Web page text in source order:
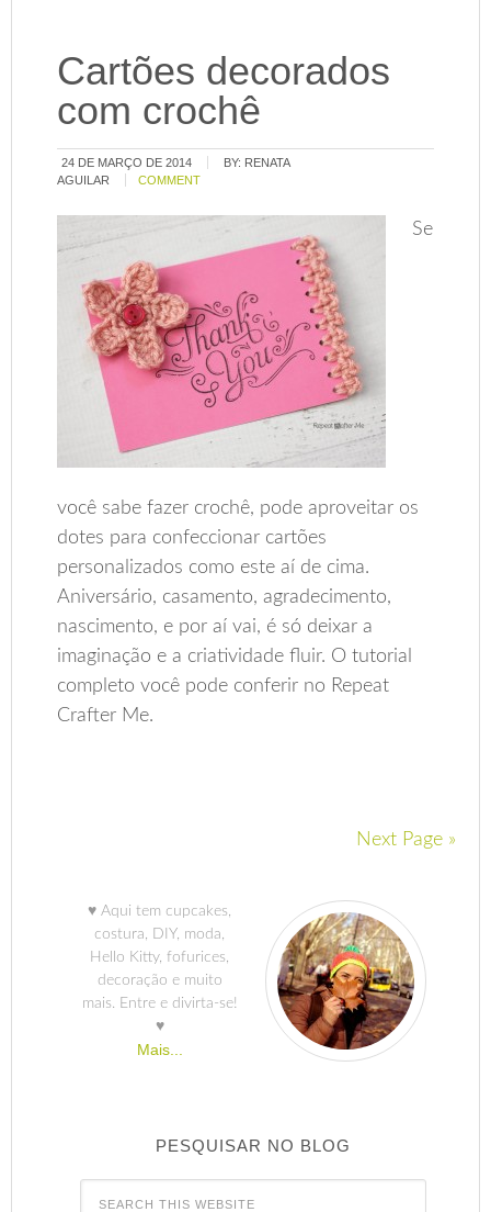
Cartões decorados
com crochê
24 DE MARÇO DE 2014 BY: RENATA
AGUILAR
COMMENT
Se
você sabe fazer crochê, pode aproveitar os
dotes para confeccionar cartões
personalizados como este aí de cima.
Aniversário, casamento, agradecimento,
nascimento, e por aí vai, é só deixar a
imaginação e a criatividade fluir. O tutorial
completo você pode conferir no Repeat
Crafter Me.
Next Page »
♥ Aqui tem cupcakes,
costura, DIY, moda,
Hello Kitty, fofurices,
decoração e muito
mais. Entre e divirta-se!
♥
Mais...
PESQUISAR NO BLOG